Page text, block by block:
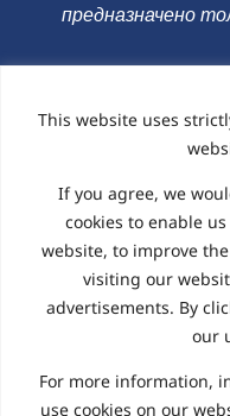
This website uses
If you agree, we
cookies to enable
website, to improve
visiting our
advertisements. By
our
For more information,
use cookies on our
предназначено
Deutsch –
Español – España
Français –